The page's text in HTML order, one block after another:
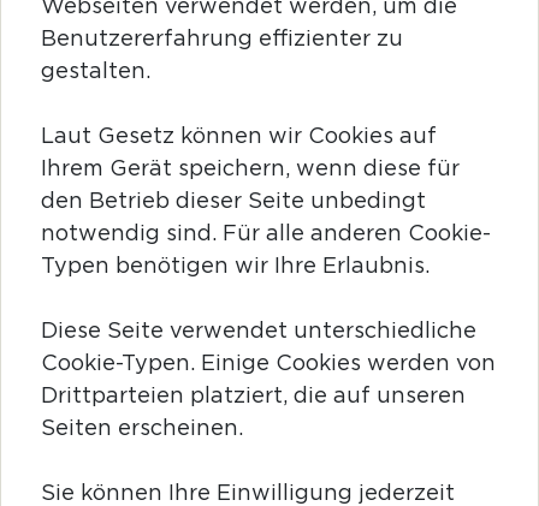
Webseiten verwendet werden, um die
Benutzererfahrung effizienter zu
gestalten.
Laut Gesetz können wir Cookies auf
Ihrem Gerät speichern, wenn diese für
den Betrieb dieser Seite unbedingt
notwendig sind. Für alle anderen Cookie-
Typen benötigen wir Ihre Erlaubnis.
Diese Seite verwendet unterschiedliche
Cookie-Typen. Einige Cookies werden von
Drittparteien platziert, die auf unseren
Seiten erscheinen.
Sie können Ihre Einwilligung jederzeit